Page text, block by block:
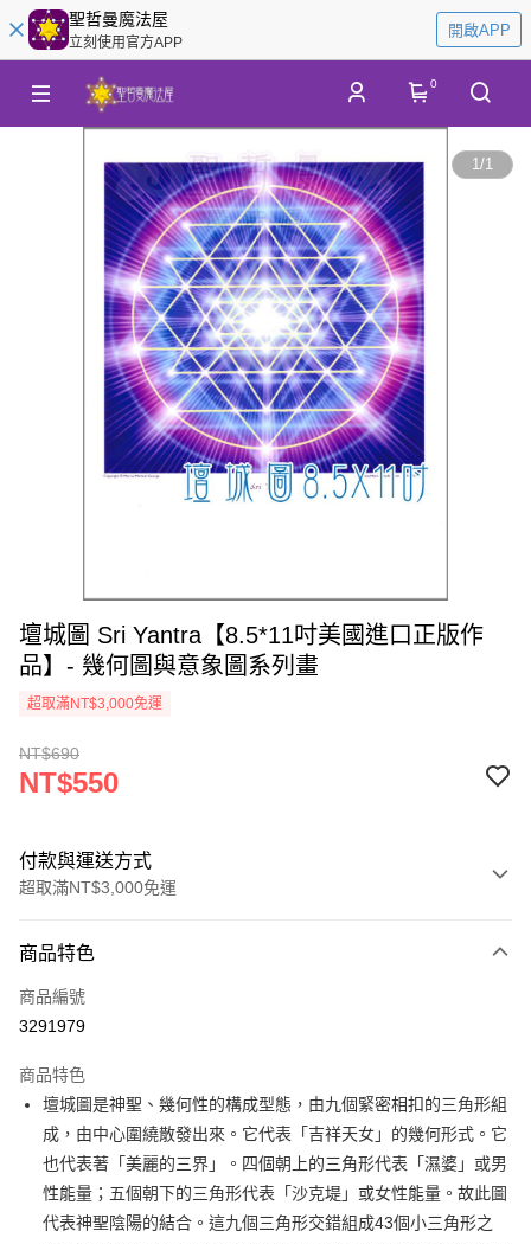
聖哲曼魔法屋
立刻使用官方APP
開啟APP
0
1/1
壇城圖 Sri Yantra【8.5*11吋美國進口正版作
品】- 幾何圖與意象圖系列畫
超取滿NT$3,000免運
NT$690
NT$550
付款與運送方式
超取滿NT$3,000免運
信用卡一次付款
超商取貨付款
Apple Pay
街口支付
悠遊付
ATM付款
商品特色
商品編號
3291979
商品特色
壇城圖是神聖、幾何性的構成型態，由九個緊密相扣的三角形組
成，由中心圍繞散發出來。它代表「吉祥天女」的幾何形式。它
也代表著「美麗的三界」。四個朝上的三角形代表「濕婆」或男
性能量；五個朝下的三角形代表「沙克堤」或女性能量。故此圖
代表神聖陰陽的結合。這九個三角形交錯組成43個小三角形之